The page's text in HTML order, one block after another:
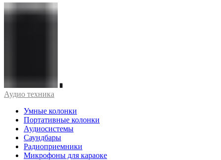
Аудио техника
Умные колонки
Портативные колонки
Аудиосистемы
Саундбары
Радиоприемники
Микрофоны для караоке